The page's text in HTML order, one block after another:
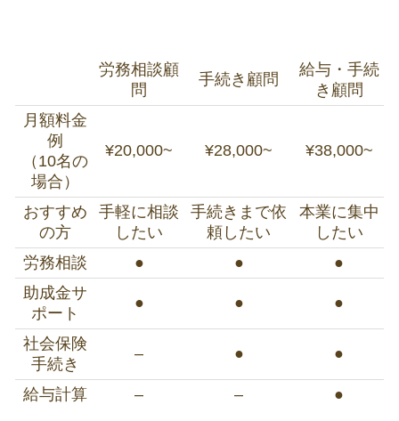
労務相談顧
問
手続き顧問
給与・手続
き顧問
月額料金
例
（10名の
場合）
¥20,000~ ¥28,000~ ¥38,000~
おすすめ
の方
手軽に相談
したい
手続きまで依
頼したい
本業に集中
したい
労務相談
● ●
●
助成金サ
ポート
● ● ●
社会保険
手続き
– ● ●
給与計算 – – ●